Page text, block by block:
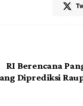
RI Berencana
Diprediksi